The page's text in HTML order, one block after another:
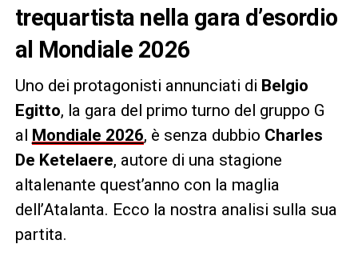
trequartista nella gara d’esordio
al Mondiale 2026
Uno dei protagonisti annunciati di Belgio
Egitto, la gara del primo turno del gruppo G
al Mondiale 2026, è senza dubbio Charles
De Ketelaere, autore di una stagione
altalenante quest’anno con la maglia
dell’Atalanta. Ecco la nostra analisi sulla sua
partita.